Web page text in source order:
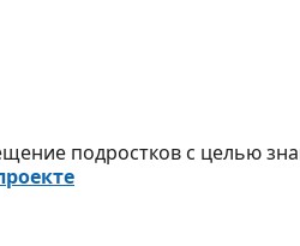
подростков с целью